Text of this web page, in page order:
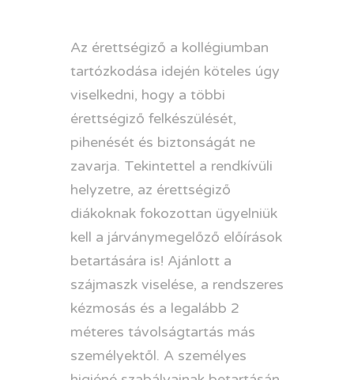
Az érettségiző a kollégiumban
tartózkodása idején köteles úgy
viselkedni, hogy a többi
érettségiző felkészülését,
pihenését és biztonságát ne
zavarja. Tekintettel a rendkívüli
helyzetre, az érettségiző
diákoknak fokozottan ügyelniük
kell a járványmegelőző előírások
betartására is! Ajánlott a
szájmaszk viselése, a rendszeres
kézmosás és a legalább 2
méteres távolságtartás más
személyektől. A személyes